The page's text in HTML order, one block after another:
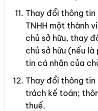
Thay đổi thông tin
TNHH một thành
chủ sở hữu, thay
chủ sở hữu (nếu
tin cá nhân của
Thay đổi thông tin
trách kế toán;
thuế.